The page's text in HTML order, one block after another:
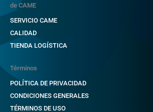
de CAME
SERVICIO CAME
CALIDAD
TIENDA LOGÍSTICA
Términos
POLÍTICA DE PRIVACIDAD
CONDICIONES GENERALES
TÉRMINOS DE USO